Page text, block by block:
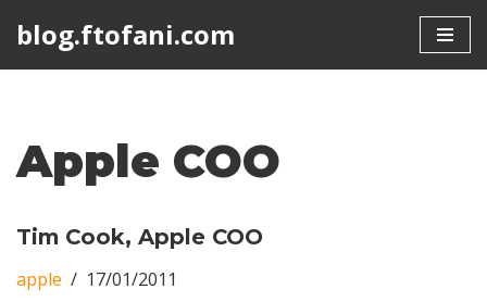
blog.ftofani.com
Apple COO
Tim Cook, Apple COO
apple 17/01/2011